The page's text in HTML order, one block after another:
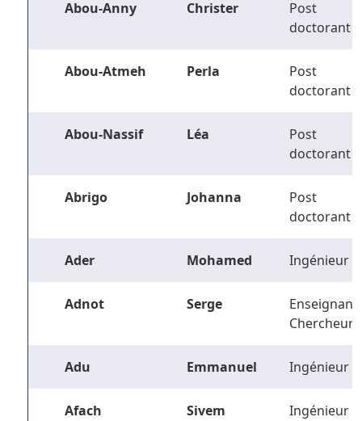
Abou-Anny Christer
Post
doctorant
Abou-Atmeh Perla
Post
doctorant
Abou-Nassif Léa
Post
doctorant
Abrigo Johanna
Post
doctorant
Ader Mohamed Ingénieur
Adnot Serge
Enseignant-
Chercheur
Adu Emmanuel Ingénieur
Afach Sivem Ingénieur